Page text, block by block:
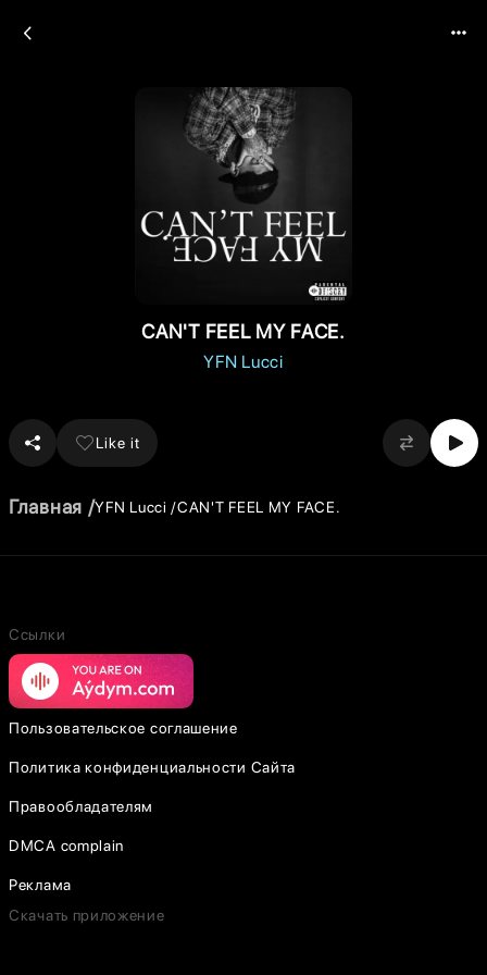
CAN'T FEEL MY FACE.
YFN Lucci
Like it
Главная YFN Lucci CAN'T FEEL MY FACE.
Ссылки
Пользовательское соглашение
Политика конфиденциальности Сайта
Правообладателям
DMCA complain
Реклама
Скачать приложение